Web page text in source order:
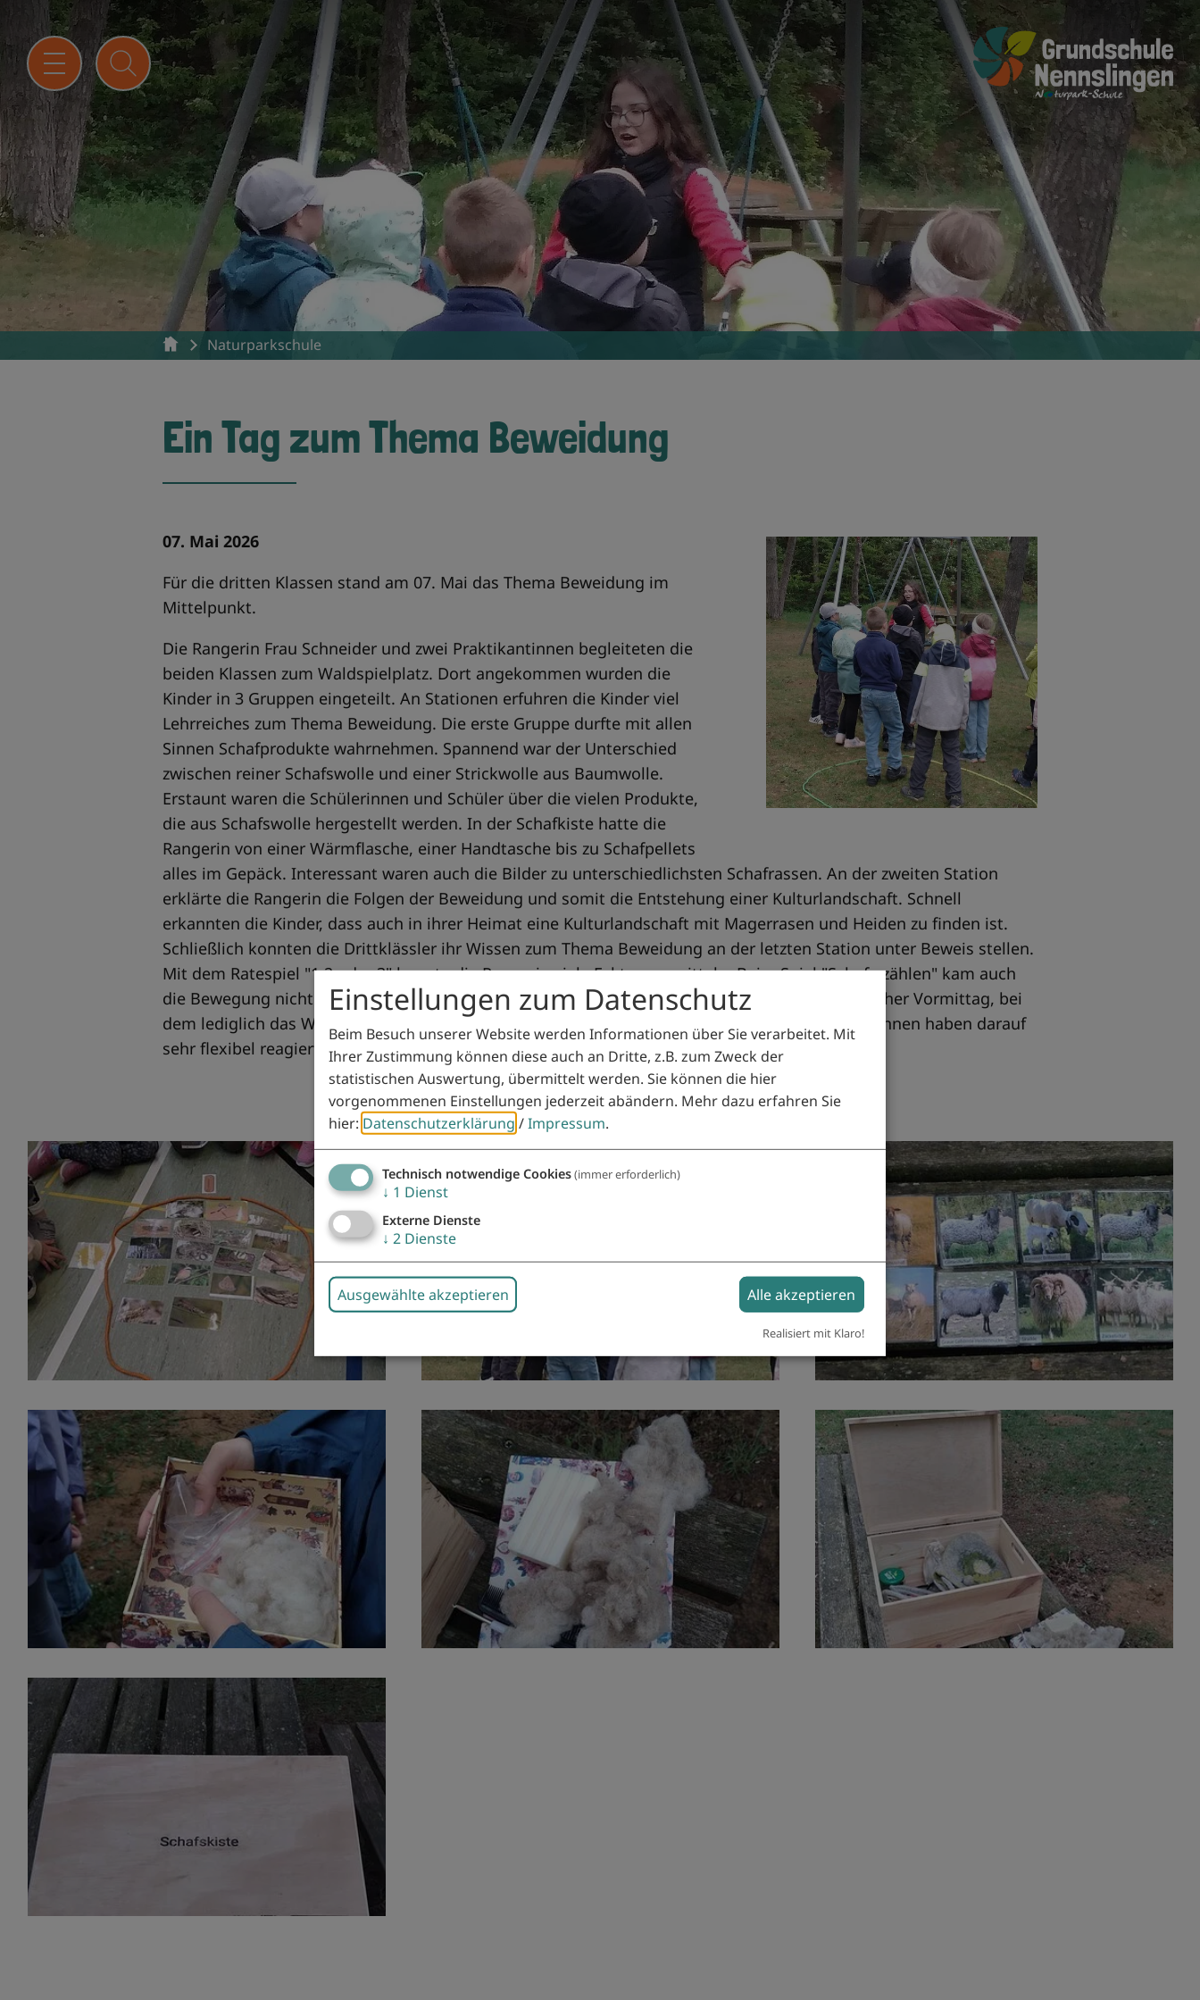
Naturparkschule
Ein Tag zum Thema Beweidung
07. Mai 2026
Für die dritten Klassen stand am 07. Mai das Thema Beweidung im
Mittelpunkt.
Die Rangerin Frau Schneider und zwei Praktikantinnen begleiteten die
beiden Klassen zum Waldspielplatz. Dort angekommen wurden die
Kinder in 3 Gruppen eingeteilt. An Stationen erfuhren die Kinder viel
Lehrreiches zum Thema Beweidung. Die erste Gruppe durfte mit allen
Sinnen Schafprodukte wahrnehmen. Spannend war der Unterschied
zwischen reiner Schafswolle und einer Strickwolle aus Baumwolle.
Erstaunt waren die Schülerinnen und Schüler über die vielen Produkte,
die aus Schafswolle hergestellt werden. In der Schafkiste hatte die
Rangerin von einer Wärmflasche, einer Handtasche bis zu Schafpellets
alles im Gepäck. Interessant waren auch die Bilder zu unterschiedlichsten Schafrassen. An der zweiten Station
erklärte die Rangerin die Folgen der Beweidung und somit die Entstehung einer Kulturlandschaft. Schnell
erkannten die Kinder, dass auch in ihrer Heimat eine Kulturlandschaft mit Magerrasen und Heiden zu finden ist.
Schließlich konnten die Drittklässler ihr Wissen zum Thema Beweidung an der letzten Station unter Beweis stellen.
Mit dem Ratespiel "1,2 oder 3" konnte die Rangerin viele Fakten vermitteln. Beim Spiel "Schafe zählen" kam auch
die Bewegung nicht zu kurz. Insgesamt war es ein äußerst interessanter und abwechslungsreicher Vormittag, bei
dem lediglich das Wetter besser hätte sein können. Frau Schneider und ihre beiden Praktikantinnen haben darauf
sehr flexibel reagiert und die Stationen in der Turnhalle fortgesetzt.
Einstellungen zum Datenschutz
Beim Besuch unserer Website werden Informationen über Sie verarbeitet. Mit
Ihrer Zustimmung können diese auch an Dritte, z.B. zum Zweck der
statistischen Auswertung, übermittelt werden. Sie können die hier
vorgenommenen Einstellungen jederzeit abändern. Mehr dazu erfahren Sie
hier: Datenschutzerklärung /Impressum.
Technisch notwendige Cookies(immer erforderlich)
↓ 1 Dienst
Externe Dienste
↓ 2 Dienste
Ausgewählte akzeptieren Alle akzeptieren
Realisiert mit Klaro!